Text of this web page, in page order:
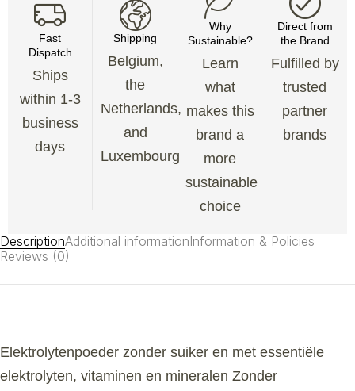
Fast
Dispatch
Ships
within 1-3
business
days
Shipping
Belgium,
the
Netherlands,
and
Luxembourg
Why
Sustainable?
Learn
what
makes this
brand a
more
sustainable
choice
Direct from
the Brand
Fulfilled by
trusted
partner
brands
DescriptionAdditional informationInformation & Policies
Reviews (0)
Elektrolytenpoeder zonder suiker en met essentiële
elektrolyten, vitaminen en mineralen Zonder